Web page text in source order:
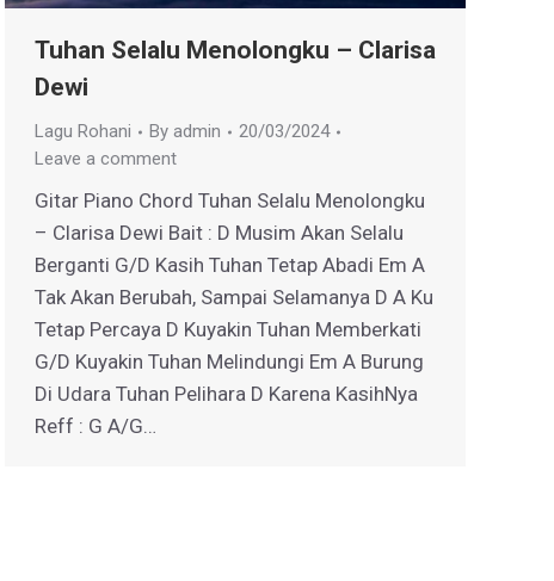
Tuhan Selalu Menolongku – Clarisa
Dewi
Lagu Rohani By admin
20/03/2024
Leave a comment
Gitar Piano Chord Tuhan Selalu Menolongku
– Clarisa Dewi Bait : D Musim Akan Selalu
Berganti G/D Kasih Tuhan Tetap Abadi Em A
Tak Akan Berubah, Sampai Selamanya D A Ku
Tetap Percaya D Kuyakin Tuhan Memberkati
G/D Kuyakin Tuhan Melindungi Em A Burung
Di Udara Tuhan Pelihara D Karena KasihNya
Reff : G A/G…